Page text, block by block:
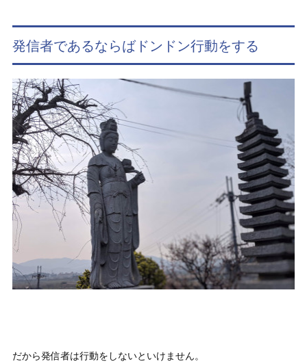
発信者であるならばドンドン行動をする
だから発信者は行動をしないといけません。